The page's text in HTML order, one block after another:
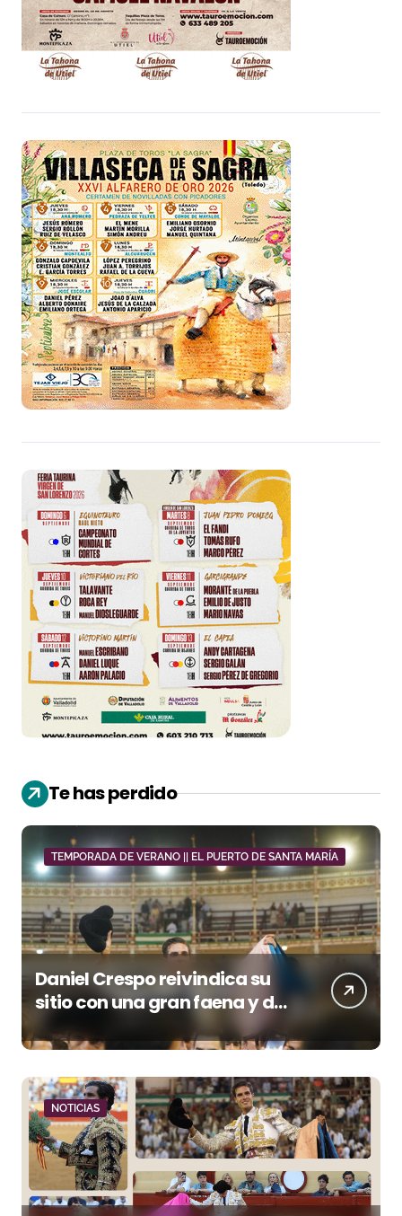
Te has perdido
TEMPORADA DE VERANO || EL PUERTO DE SANTA MARÍA
Daniel Crespo reivindica su
sitio con una gran faena y dos
orejas
NOTICIAS